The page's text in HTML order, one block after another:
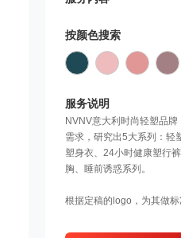
按颜色搜索
服务说明
NVNV意大利时尚轻塑品
需求，研究出5大系列：轻
塑身衣、24小时健康塑行
胸、睡前诱惑系列。
根据定稿的logo，为其做